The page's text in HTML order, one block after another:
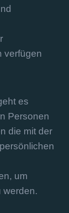
verfügen
es
Personen
die mit der
um
werden.